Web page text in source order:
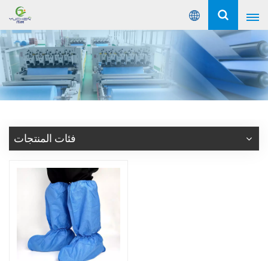
عربي
English
Русский
Español
فئات المنتجات